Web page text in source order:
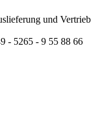
und Vertrieb
- 5265 - 9 55 88 66